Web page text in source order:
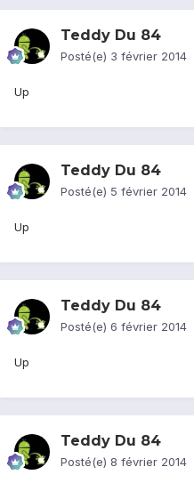
Teddy Du 84
Posté(e) 3 février 2014
Up
Teddy Du 84
Posté(e) 5 février 2014
Up
Teddy Du 84
Posté(e) 6 février 2014
Up
Teddy Du 84
Posté(e) 8 février 2014